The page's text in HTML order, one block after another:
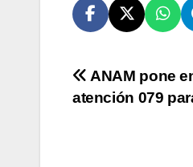
ANAM pone
atención 079